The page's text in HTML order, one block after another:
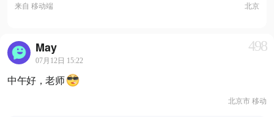
来自 移动端 北京
May
07月12日 15:22
498
中午好，老师
北京市 移动